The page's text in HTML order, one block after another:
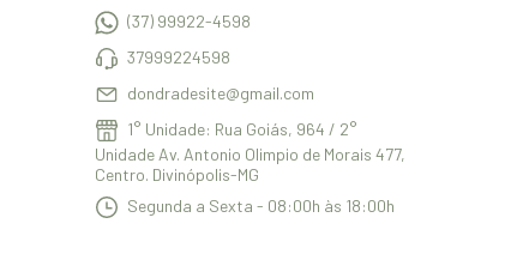
(37) 99922-4598
37999224598
dondradesite@gmail.com
1° Unidade: Rua Goiás, 964 / 2°
Unidade Av. Antonio Olimpio de Morais 477,
Centro. Divinópolis-MG
Segunda a Sexta - 08:00h às 18:00h